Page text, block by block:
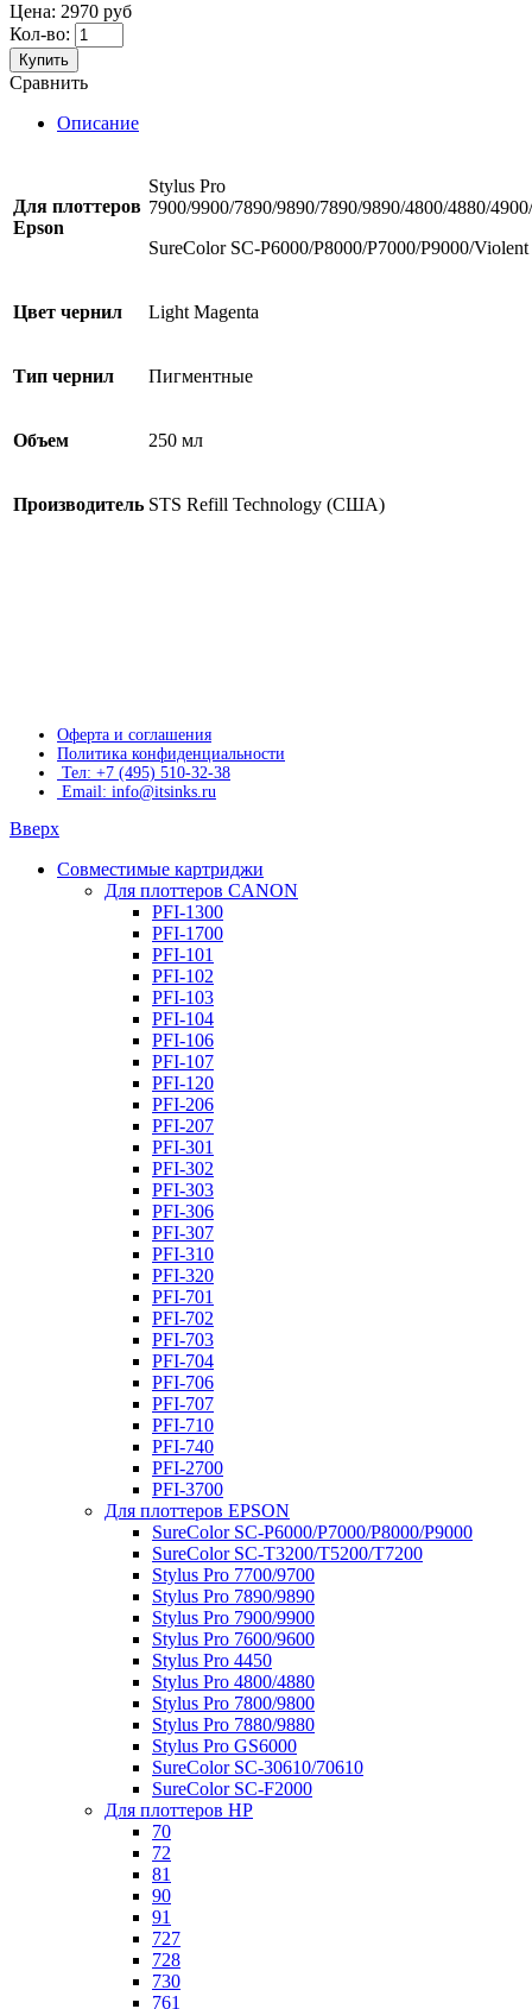
Цена: 2970 руб
Кол-во:
Купить
Сравнить
Описание
Для плоттеров
Epson
Stylus Pro
7900/9900/7890/9890/7890/9890/4800/4880/
SureColor SC-P6000/P8000/P7000/P9000/Violent
Цвет чернил Light Magenta
Тип чернил Пигментные
Объем 250 мл
Производитель STS Refill Technology (США)
Оферта и соглашения
Политика конфиденциальности
Тел: +7 (495) 510-32-38
Email: info@itsinks.ru
Вверх
Совместимые картриджи
Для плоттеров CANON
PFI-1300
PFI-1700
PFI-101
PFI-102
PFI-103
PFI-104
PFI-106
PFI-107
PFI-120
PFI-206
PFI-207
PFI-301
PFI-302
PFI-303
PFI-306
PFI-307
PFI-310
PFI-320
PFI-701
PFI-702
PFI-703
PFI-704
PFI-706
PFI-707
PFI-710
PFI-740
PFI-2700
PFI-3700
Для плоттеров EPSON
SureColor SC-P6000/P7000/P8000/P9000
SureColor SC-Т3200/T5200/T7200
Stylus Pro 7700/9700
Stylus Pro 7890/9890
Stylus Pro 7900/9900
Stylus Pro 7600/9600
Stylus Pro 4450
Stylus Pro 4800/4880
Stylus Pro 7800/9800
Stylus Pro 7880/9880
Stylus Pro GS6000
SureColor SC-30610/70610
SureColor SC-F2000
Для плоттеров HP
70
72
81
90
91
727
728
730
761